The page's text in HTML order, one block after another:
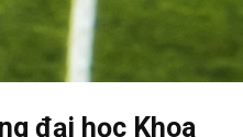
đại học Khoa